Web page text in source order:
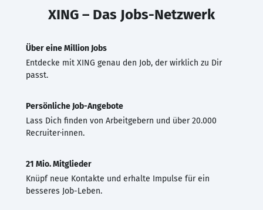
XING – Das Jobs-Netzwerk
Über eine Million Jobs
Entdecke mit XING genau den Job, der wirklich zu Dir
passt.
Persönliche Job-Angebote
Lass Dich finden von Arbeitgebern und über 20.000
Recruiter·innen.
21 Mio. Mitglieder
Knüpf neue Kontakte und erhalte Impulse für ein
besseres Job-Leben.